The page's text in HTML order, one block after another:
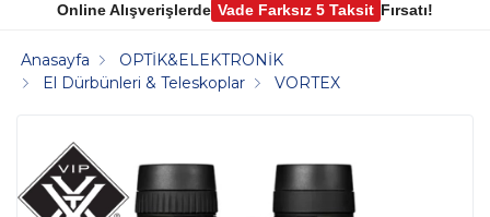
Online Alışverişlerde Vade Farksız 5 Taksit Fırsatı!
Anasayfa
OPTİK&ELEKTRONİK
El Dürbünleri & Teleskoplar
VORTEX